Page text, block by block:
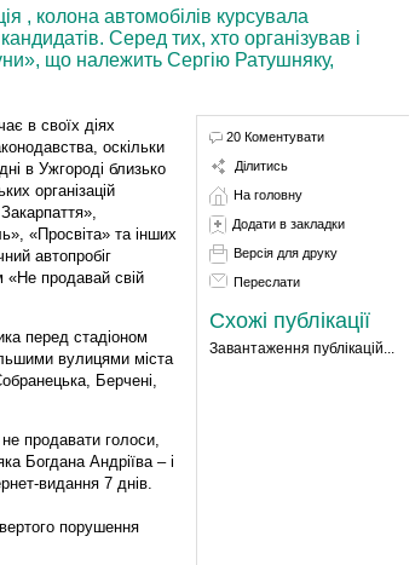
, колона автомобілів курсувала
Серед тих, хто організував і
що належить Сергію Ратушняку,
в своїх діях
оскільки
в Ужгороді близько
організацій
«Просвіта» та інших
автопробіг
«Не продавай свій
перед стадіоном
вулицями міста
Берчені,
продавати голоси,
Богдана Андріїва – і
видання 7 днів.
порушення
20 Коментувати
Ділитись
На головну
Додати в закладки
Версія для друку
Переслати
Схожі публікації
Завантаження публікацій...